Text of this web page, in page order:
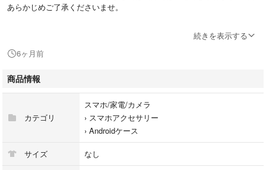
あらかじめご了承くださいませ。
ご購入ご検討の方はお手数ですがプロフィールを一読の程宜しくお願い致
します。
2個 778円 (1個あたり389円)
☆2個セットがお買得☆
続きを表示する
6ヶ月前
商品情報
カテゴリ
スマホ/家電/カメラ
› スマホアクセサリー
› Androidケース
サイズ なし